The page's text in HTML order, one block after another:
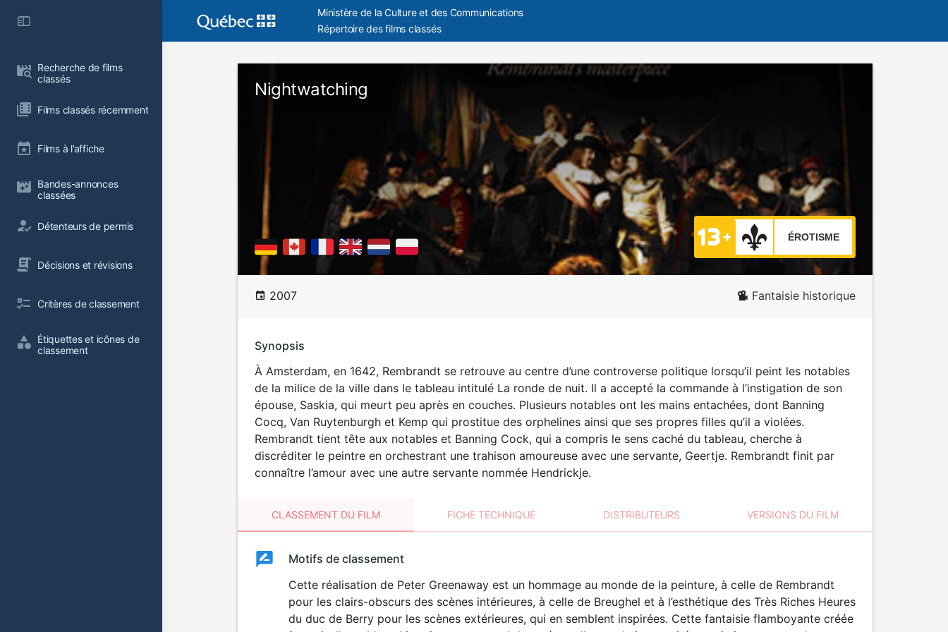
Recherche de films
classés
Films classés récemment
Films à l’affiche
Bandes-annonces
classées
Détenteurs de permis
Décisions et révisions
Critères de classement
Étiquettes et icônes de
classement
Ministère de la Culture et des Communications
Répertoire des films classés
Nightwatching
ÉROTISME
2007 Fantaisie historique
Synopsis
À Amsterdam, en 1642, Rembrandt se retrouve au centre d’une controverse politique lorsqu’il peint les notables
de la milice de la ville dans le tableau intitulé La ronde de nuit. Il a accepté la commande à l’instigation de son
épouse, Saskia, qui meurt peu après en couches. Plusieurs notables ont les mains entachées, dont Banning
Cocq, Van Ruytenburgh et Kemp qui prostitue des orphelines ainsi que ses propres filles qu’il a violées.
Rembrandt tient tête aux notables et Banning Cock, qui a compris le sens caché du tableau, cherche à
discréditer le peintre en orchestrant une trahison amoureuse avec une servante, Geertje. Rembrandt finit par
connaître l’amour avec une autre servante nommée Hendrickje.
CLASSEMENT DU FILM FICHE TECHNIQUE DISTRIBUTEURS VERSIONS DU FILM
ClassementClassement
ÉROTISME
Motifs de classement
Cette réalisation de Peter Greenaway est un hommage au monde de la peinture, à celle de Rembrandt
pour les clairs-obscurs des scènes intérieures, à celle de Breughel et à l’esthétique des Très Riches Heures
du duc de Berry pour les scènes extérieures, qui en semblent inspirées. Cette fantaisie flamboyante créée